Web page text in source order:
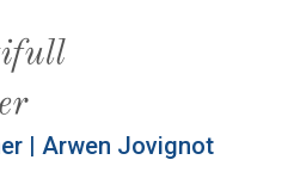
| Arwen Jovignot